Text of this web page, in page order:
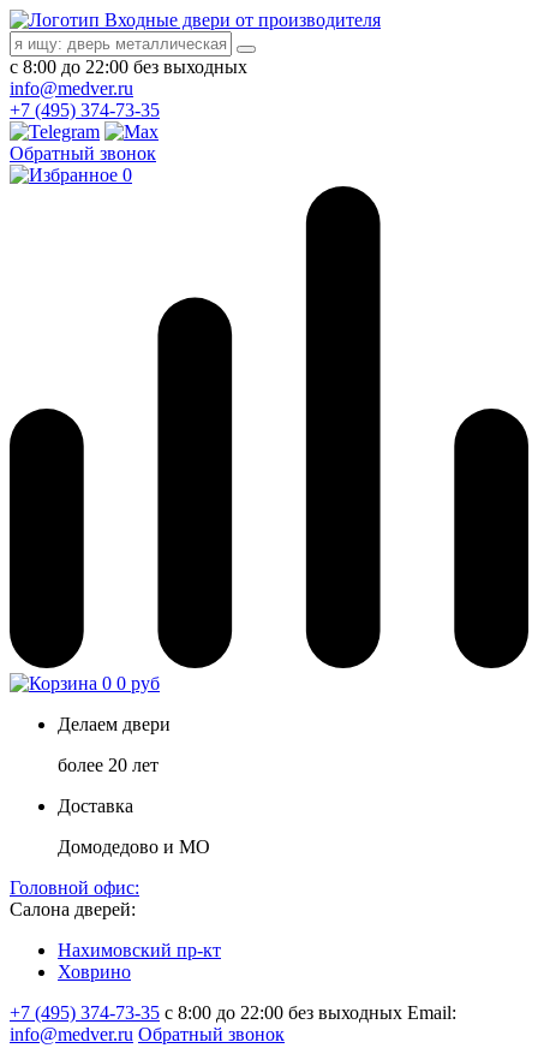
Входные двери от производителя
с 8:00 до 22:00 без выходных
info@medver.ru
+7 (495) 374-73-35
Обратный звонок
0
0 0 руб
Делаем двери
более 20 лет
Доставка
Домодедово и МО
Головной офис:
Салона дверей:
Нахимовский пр-кт
Ховрино
+7 (495) 374-73-35 с 8:00 до 22:00 без выходных Email:
info@medver.ru Обратный звонок